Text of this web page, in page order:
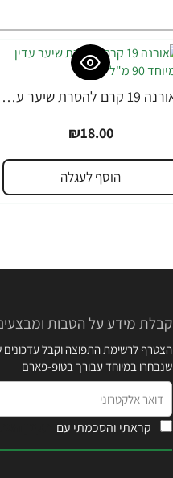
אורנה 19 קרם להסרת שיער עדין במיוחד 90 מ"ל
₪18.00
הוסף לעגלה
קבלת מידע על הטבות
הצטרף לרשימת התפוצה וקבל עדכונים
שנבחרו במיוחד עבורך בטופ-פארם
אלקטרוני
קראתי והסכמתי עם